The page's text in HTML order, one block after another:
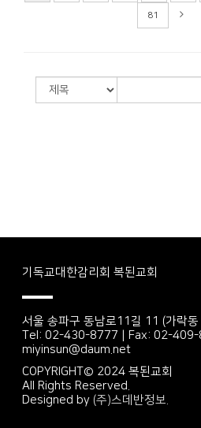
81
기독교대한감리회 복된교회
서울 송파구 동남로11길 11 (가락
Tel: 02-430-8777 | Fax: 02-409-
miyinsun@daum.net
COPYRIGHT© 2024 복된교회
All Rights Reserved.
Designed by (주)스데반정보.